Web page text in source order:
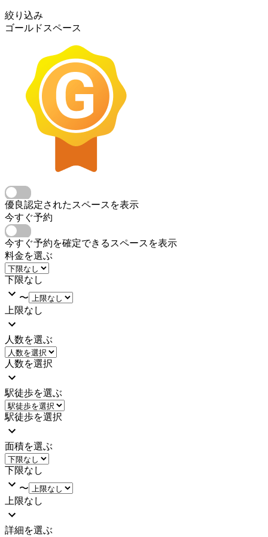
絞り込み
ゴールドスペース
優良認定されたスペースを表示
今すぐ予約
今すぐ予約を確定できるスペースを表示
料金を選ぶ
下限なし
〜
上限なし
人数を選ぶ
人数を選択
駅徒歩を選ぶ
駅徒歩を選択
面積を選ぶ
下限なし
〜
上限なし
詳細を選ぶ